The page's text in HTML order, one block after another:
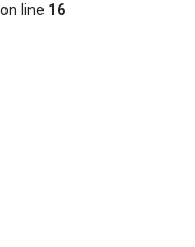
on line 16